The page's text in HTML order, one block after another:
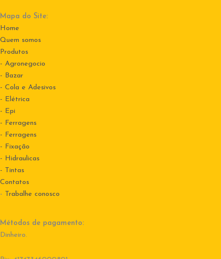
Mapa do Site:
Home
Quem somos
Produtos
- Agronegocio
- Bazar
- Cola e Adesivos
- Elétrica
- Epi
- Ferragens
- Ferragens
- Fixação
- Hidraulicas
- Tintas
Contatos
- Trabalhe conosco
Métodos de pagamento:
Dinheiro.